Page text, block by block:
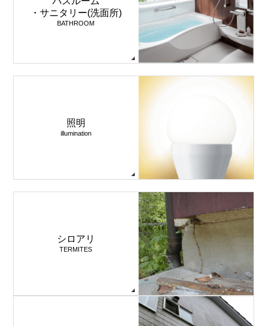
・サニタリー(洗面所)
BATHROOM
照明
illumination
シロアリ
TERMITES